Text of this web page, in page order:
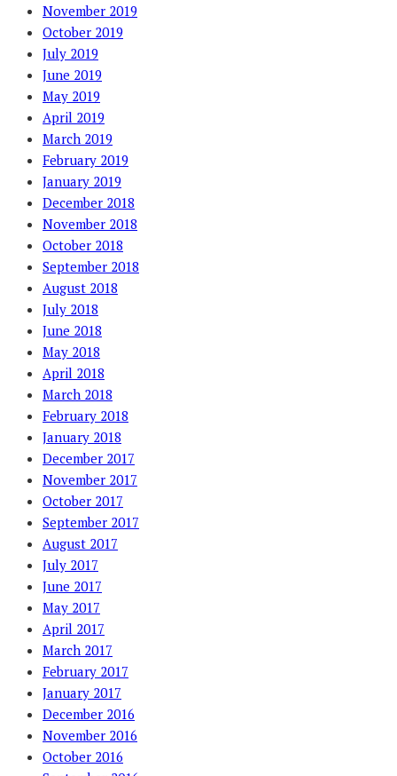
November 2019
October 2019
July 2019
June 2019
May 2019
April 2019
March 2019
February 2019
January 2019
December 2018
November 2018
October 2018
September 2018
August 2018
July 2018
June 2018
May 2018
April 2018
March 2018
February 2018
January 2018
December 2017
November 2017
October 2017
September 2017
August 2017
July 2017
June 2017
May 2017
April 2017
March 2017
February 2017
January 2017
December 2016
November 2016
October 2016